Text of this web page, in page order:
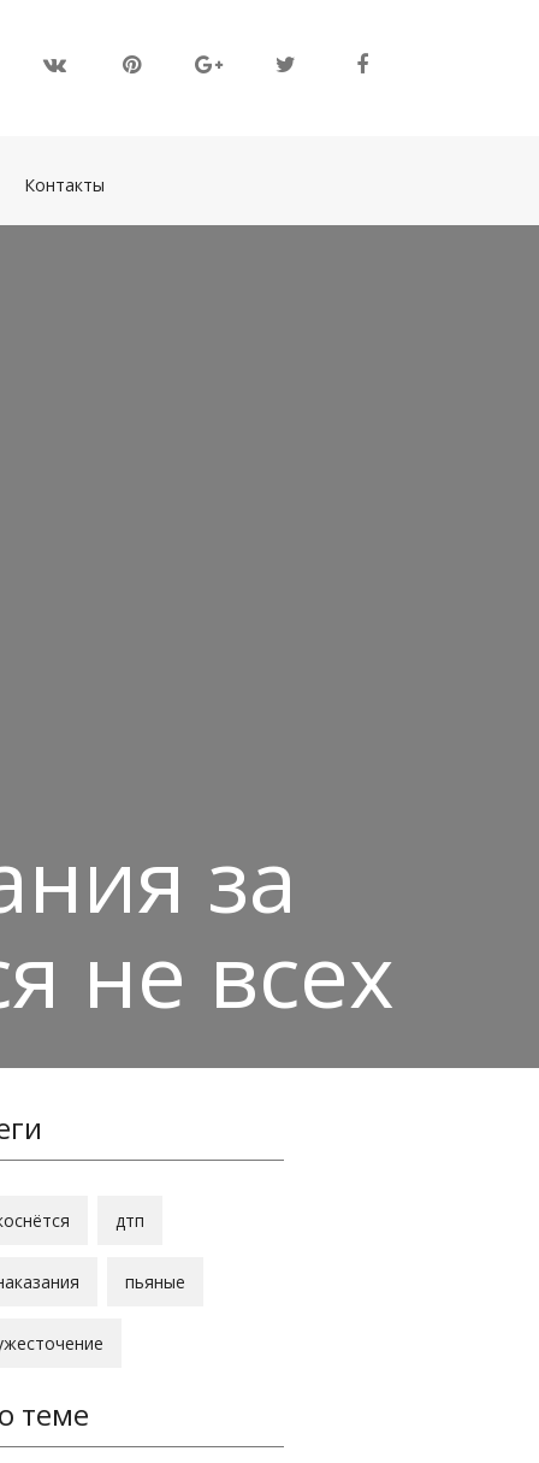
Контакты
за
не всех
дтп
пьяные
теме